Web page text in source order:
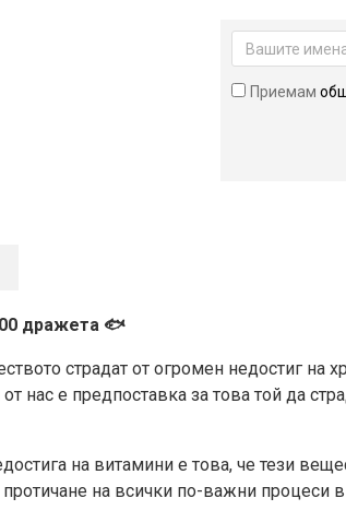
мг
500
Приемам
дражета 🐟
страдат от огромен недостиг на
нас е предпоставка за това той да
на витамини е това, че тези
на всички по-важни процеси